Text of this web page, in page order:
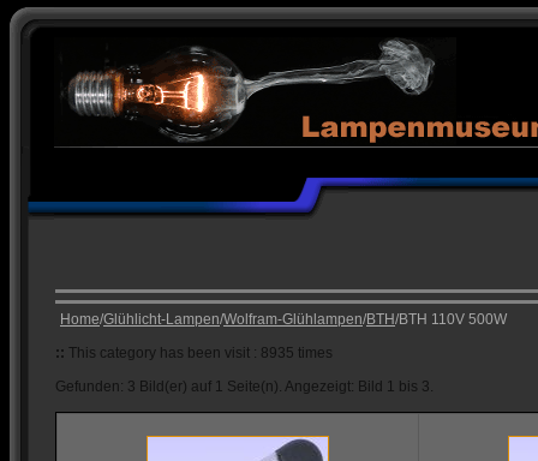
Home/Glühlicht-Lampen/Wolfram-Glühlampen/BTH/BTH 110V 500W
:: This category has been visit : 8935 times
Gefunden: 3 Bild(er) auf 1 Seite(n). Angezeigt: Bild 1 bis 3.